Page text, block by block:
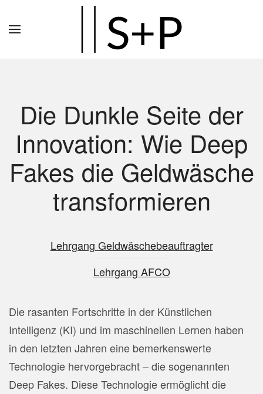
Die Dunkle Seite der
Innovation: Wie Deep
Fakes die Geldwäsche
transformieren
Lehrgang Geldwäschebeauftragter
Lehrgang AFCO
Die rasanten Fortschritte in der Künstlichen
Intelligenz (KI) und im maschinellen Lernen haben
in den letzten Jahren eine bemerkenswerte
Technologie hervorgebracht – die sogenannten
Deep Fakes. Diese Technologie ermöglicht die